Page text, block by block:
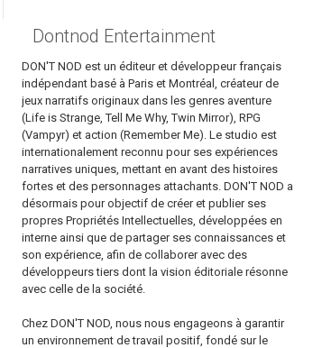
Dontnod Entertainment
DON'T NOD est un éditeur et développeur français
indépendant basé à Paris et Montréal, créateur de
jeux narratifs originaux dans les genres aventure
(Life is Strange, Tell Me Why, Twin Mirror), RPG
(Vampyr) et action (Remember Me). Le studio est
internationalement reconnu pour ses expériences
narratives uniques, mettant en avant des histoires
fortes et des personnages attachants. DON'T NOD a
désormais pour objectif de créer et publier ses
propres Propriétés Intellectuelles, développées en
interne ainsi que de partager ses connaissances et
son expérience, afin de collaborer avec des
développeurs tiers dont la vision éditoriale résonne
avec celle de la société.
Chez DON'T NOD, nous nous engageons à garantir
un environnement de travail positif, fondé sur le